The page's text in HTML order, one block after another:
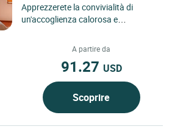
Apprezzerete la convivialità di
un'accoglienza calorosa e
A partire da
91.27 USD
Scoprire